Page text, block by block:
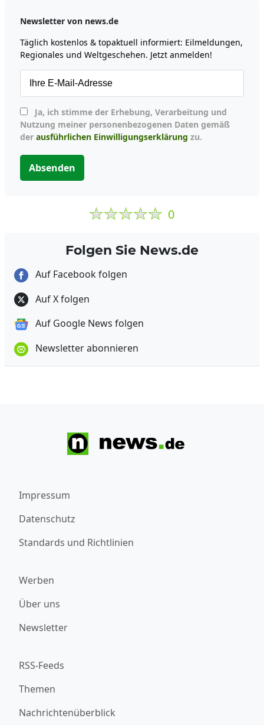
Newsletter von news.de
Täglich kostenlos & topaktuell informiert: Eilmeldungen,
Regionales und Weltgeschehen. Jetzt anmelden!
Nutzung meiner personenbezogenen Daten gemäß
der ausführlichen Einwilligungserklärung zu.
Absenden
0
Folgen Sie News.de
Auf Facebook folgen
Auf X folgen
Auf Google News folgen
Newsletter abonnieren
Impressum
Datenschutz
Standards und Richtlinien
Werben
Über uns
Newsletter
RSS-Feeds
Themen
Nachrichtenüberblick